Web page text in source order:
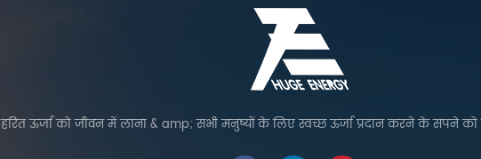
हरित ऊर्जा को जीवन में लाना & amp; सभी मनुष्यों के लिए स्वच्छ ऊर्जा प्रदान करने के सपने को